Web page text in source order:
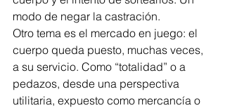
modo de negar la castración.
Otro tema es el mercado en juego: el
cuerpo queda puesto, muchas veces,
a su servicio. Como “totalidad” o a
pedazos, desde una perspectiva
utilitaria, expuesto como mercancía o